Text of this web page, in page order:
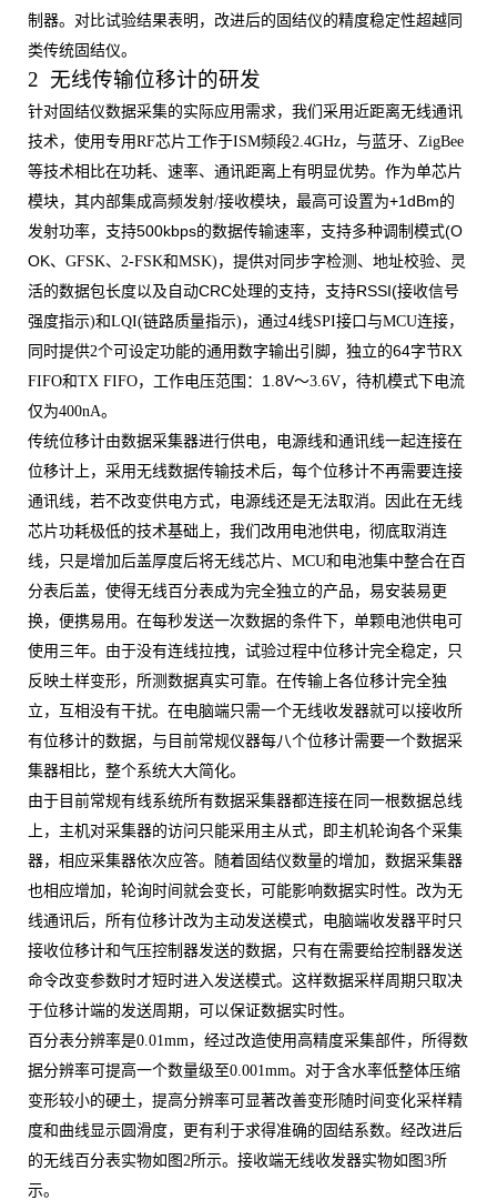
制器。对比试验结果表明，改进后的固结仪的精度稳定性超越同
类传统固结仪。
2 无线传输位移计的研发
针对固结仪数据采集的实际应用需求，我们采用近距离无线通讯
技术，使用专用RF芯片工作于ISM频段2.4GHz，与蓝牙、 ZigBee
等技术相比在功耗、速率、通讯距离上有明显优势。作为单芯片
模块，其内部集成高频发射/接收模块， 最高可设置为+1dBm的
发射功率， 支持500kbps的数据传输速率， 支持多种调制模式(O
OK、 GFSK、 2-FSK和MSK) ， 提供对同步字检测、地址校验、灵
活的数据包长度以及自动CRC处理的支持， 支持RSSI(接收信号
强度指示)和LQI(链路质量指示) ， 通过4线SPI接口与MCU连接，
同时提供2个可设定功能的通用数字输出引脚 ， 独立的64字节RX
FIFO和TX FIFO， 工作电压范围： 1.8V～3.6V，待机模式下电流
仅为400nA。
传统位移计由数据采集器进行供电，电源线和通讯线一起连接在
位移计上，采用无线数据传输技术后，每个位移计不再需要连接
通讯线，若不改变供电方式，电源线还是无法取消。因此在无线
芯片功耗极低的技术基础上，我们改用电池供电，彻底取消连
线，只是增加后盖厚度后将无线芯片、 MCU和电池集中整合在百
分表后盖，使得无线百分表成为完全独立的产品，易安装易更
换，便携易用。在每秒发送一次数据的条件下，单颗电池供电可
使用三年。由于没有连线拉拽，试验过程中位移计完全稳定，只
反映土样变形，所测数据真实可靠。在传输上各位移计完全独
立，互相没有干扰。在电脑端只需一个无线收发器就可以接收所
有位移计的数据，与目前常规仪器每八个位移计需要一个数据采
集器相比，整个系统大大简化。
由于目前常规有线系统所有数据采集器都连接在同一根数据总线
上，主机对采集器的访问只能采用主从式，即主机轮询各个采集
器，相应采集器依次应答。随着固结仪数量的增加，数据采集器
也相应增加，轮询时间就会变长，可能影响数据实时性。改为无
线通讯后，所有位移计改为主动发送模式，电脑端收发器平时只
接收位移计和气压控制器发送的数据，只有在需要给控制器发送
命令改变参数时才短时进入发送模式。这样数据采样周期只取决
于位移计端的发送周期，可以保证数据实时性。
百分表分辨率是0.01mm ，经过改造使用高精度采集部件，所得数
据分辨率可提高一个数量级至0.001mm。对于含水率低整体压缩
变形较小的硬土，提高分辨率可显著改善变形随时间变化采样精
度和曲线显示圆滑度，更有利于求得准确的固结系数。经改进后
的无线百分表实物如图 2所示。接收端无线收发器实物如图3所
示。